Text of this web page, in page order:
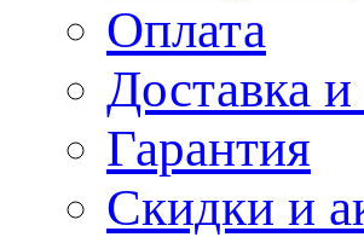
Оплата
Доставка
Гарантия
Скидки и